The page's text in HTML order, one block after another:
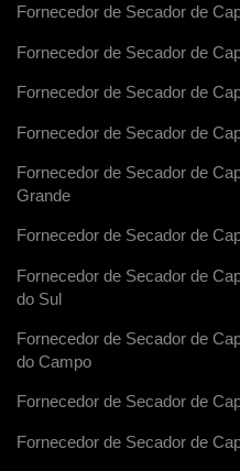
Fornecedor de Secador de
Fornecedor de Secador de
Fornecedor de Secador de
Fornecedor de Secador de
Fornecedor de Secador de
Grande
Fornecedor de Secador de
Fornecedor de Secador de
do Sul
Fornecedor de Secador de
do Campo
Fornecedor de Secador de
Fornecedor de Secador de